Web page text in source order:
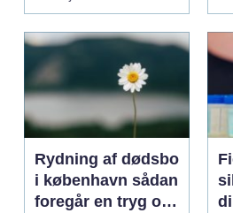
Rydning af dødsbo
i københavn sådan
foregår en tryg og